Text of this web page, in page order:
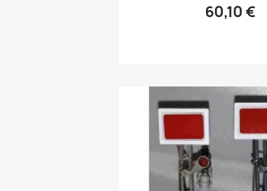
60,10 €